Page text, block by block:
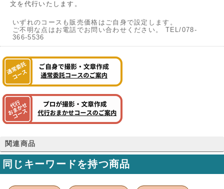
文を代行いたします。
いずれのコースも販売価格はご自身で設定します。
ご不明な点はお電話でお問い合わせください。 TEL/078-
366-5536
関連商品
同じキーワードを持つ商品